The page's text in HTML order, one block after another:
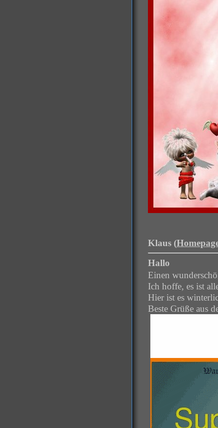
Klaus (
Hallo
Einen
Ich hoffe, es ist
Hier ist es
Beste Grüße aus